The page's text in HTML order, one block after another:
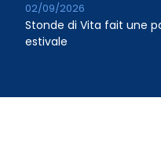
Stonde di Vita fait une
estivale
02/09/2026